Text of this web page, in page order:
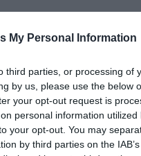
My Personal Information
third parties, or processing of
by us, please use the below
your opt-out request is
personal information
your opt-out. You may
by third parties on the